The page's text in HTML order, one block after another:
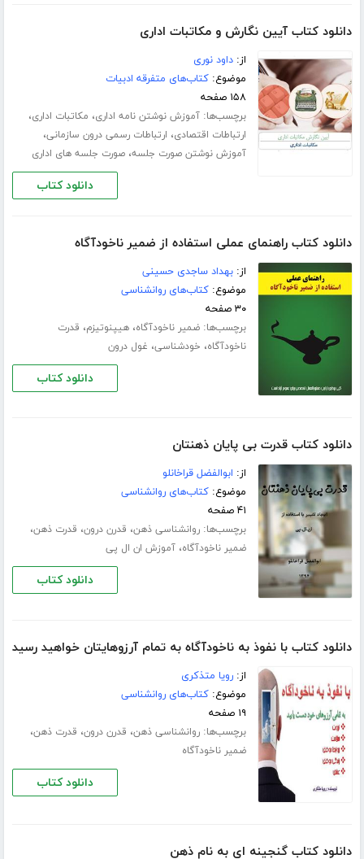
دانلود کتاب آیین نگارش و مکاتبات اداری
از:داود نوری
موضوع:کتاب‌های متفرقه ادبیات
۱۵۸ صفحه
برچسب‌ها:آموزش نوشتن نامه اداری، مکاتبات اداری،
ارتباطات اقتصادی، ارتباطات رسمی درون سازمانی،
آموزش نوشتن صورت جلسه،صورت جلسه های اداری
دانلود کتاب
دانلود کتاب راهنمای عملی استفاده از ضمیر ناخودآگاه
از:بهداد ساجدی حسینی
موضوع:کتاب‌های روانشناسی
۳۰ صفحه
برچسب‌ها:ضمیر ناخودآگاه،هیپنوتیزم، قدرت
ناخودآگاه، خودشناسی، غول درون
دانلود کتاب
دانلود کتاب قدرت بی پایان ذهنتان
از: ابوالفضل قراخانلو
موضوع:کتاب‌های روانشناسی
۴۱ صفحه
برچسب‌ها:روانشناسی ذهن، قدرن درون، قدرت ذهن،
ضمیر ناخودآگاه،آموزش ان ال پی
دانلود کتاب
دانلود کتاب با نفوذ به ناخودآگاه به تمام آرزوهایتان خواهید رسید
از:رویا متذکری
موضوع:کتاب‌های روانشناسی
۱۹ صفحه
برچسب‌ها:روانشناسی ذهن، قدرن درون، قدرت ذهن،
ضمیر ناخودآگاه
دانلود کتاب
دانلود کتاب گنجینه ای به نام ذهن